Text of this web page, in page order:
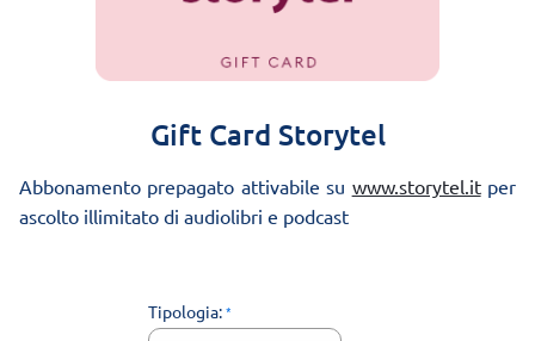
Gift Card Storytel
Abbonamento prepagato attivabile su www.storytel.itper
ascolto illimitato di audiolibri e podcast
Tipologia: